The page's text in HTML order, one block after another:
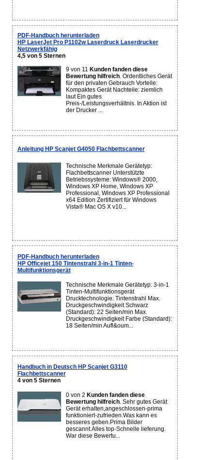
PDF-Handbuch herunterladen
HP LaserJet Pro P1102w Laserdruck Laserdrucker
Netzwerkfähig
4,5 von 5 Sternen
9 von 11 Kunden fanden diese
Bewertung hilfreich. Ordentliches Gerät
für den privaten Gebrauch Vorteile:
Kompaktes Gerät Nachteile: ziemlich
laut Ein gutes
Preis-/Leistungsverhältnis. In Aktion ist
der Drucker ...
Anleitung HP Scanjet G4050 Flachbettscanner
Technische Merkmale Gerätetyp:
Flachbettscanner Unterstützte
Betriebssysteme: Windows® 2000,
Windows XP Home, Windows XP
Professional, Windows XP Professional
x64 Edition Zertifiziert für Windows
Vista® Mac OS X v10...
PDF-Handbuch herunterladen
HP Officejet 150 Tintenstrahl 3-in-1 Tinten-
Multifunktionsgerät
Technische Merkmale Gerätetyp: 3-in-1
Tinten-Multifunktionsgerät
Drucktechnologie: Tintenstrahl Max.
Druckgeschwindigkeit Schwarz
(Standard): 22 Seiten/min Max.
Druckgeschwindigkeit Farbe (Standard):
18 Seiten/min Aufl&oum...
Handbuch in Deutsch HP Scanjet G3110
Flachbettscanner
4 von 5 Sternen
0 von 2 Kunden fanden diese
Bewertung hilfreich. Sehr gutes Gerät
Gerät erhalten,angeschlossen-prima
funktioniert-zufrieden.Was kann es
besseres geben.Prima Bilder
gescannt.Alles top-Schnelle lieferung.
War diese Bewertu...